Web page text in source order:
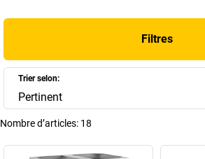
Filtres
Trier selon:
Pertinent
Nombre d’articles: 18